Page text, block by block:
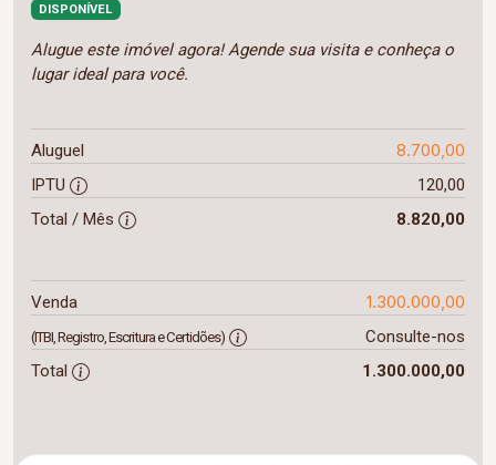
DISPONÍVEL
Alugue este imóvel agora! Agende sua visita e conheça o
lugar ideal para você.
Aluguel 8.700,00
IPTU
120,00
Total / Mês
8.820,00
Venda 1.300.000,00
(ITBI, Registro, Escritura e Certidões)
Consulte-nos
Total
1.300.000,00